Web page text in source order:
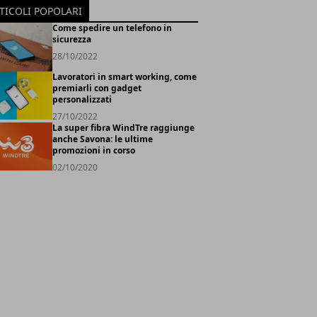
POPOLARI
Come spedire un telefono in
sicurezza
28/10/2022
Lavoratori in smart working, come
premiarli con gadget
personalizzati
27/10/2022
La super fibra WindTre raggiunge
anche Savona: le ultime
promozioni in corso
02/10/2020